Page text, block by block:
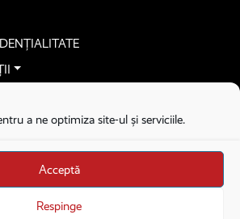
a ne optimiza site-ul și serviciile.
Acceptă
Respinge
creative
de Asociația Recorder Community, sub licența SC